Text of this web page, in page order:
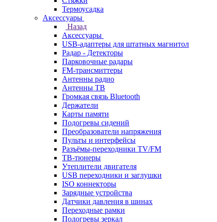
Термоусадка
Аксессуары
Назад
Аксессуары
USB-адаптеры для штатных магнитол
Радар - Детекторы
Парковочные радары
FM-трансмиттеры
Антенны радио
Антенны ТВ
Громкая связь Bluetooth
Держатели
Карты памяти
Подогревы сидений
Преобразователи напряжения
Пульты и интерфейсы
Разъёмы-переходники TV/FM
ТВ-тюнеры
Утеплители двигателя
USB переходники и заглушки
ISO коннекторы
Зарядные устройства
Датчики давления в шинах
Переходные рамки
Подогревы зеркал